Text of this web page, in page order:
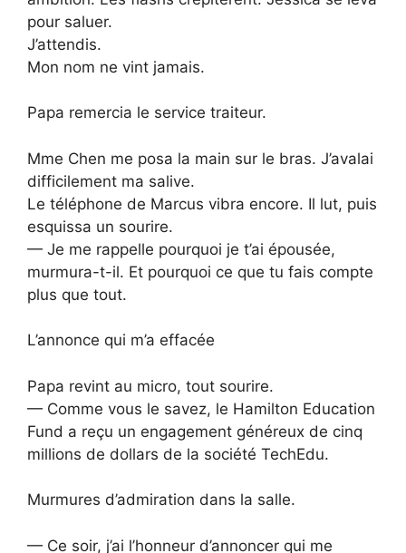
pour saluer.
J’attendis.
Mon nom ne vint jamais.
Papa remercia le service traiteur.
Mme Chen me posa la main sur le bras. J’avalai
difficilement ma salive.
Le téléphone de Marcus vibra encore. Il lut, puis
esquissa un sourire.
— Je me rappelle pourquoi je t’ai épousée,
murmura-t-il. Et pourquoi ce que tu fais compte
plus que tout.
L’annonce qui m’a effacée
Papa revint au micro, tout sourire.
— Comme vous le savez, le Hamilton Education
Fund a reçu un engagement généreux de cinq
millions de dollars de la société TechEdu.
Murmures d’admiration dans la salle.
— Ce soir, j’ai l’honneur d’annoncer qui me